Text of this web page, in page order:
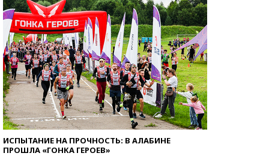
ИСПЫТАНИЕ НА ПРОЧНОСТЬ: В АЛАБИНЕ
ПРОШЛА «ГОНКА ГЕРОЕВ»